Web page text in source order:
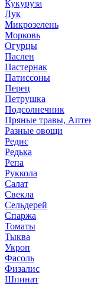
Кукуруза
Лук
Микрозелень
Морковь
Огурцы
Паслен
Пастернак
Патиссоны
Перец
Петрушка
Подсолнечник
Пряные травы,
Разные овощи
Редис
Редька
Репа
Руккола
Салат
Свекла
Сельдерей
Спаржа
Томаты
Тыква
Укроп
Фасоль
Физалис
Шпинат